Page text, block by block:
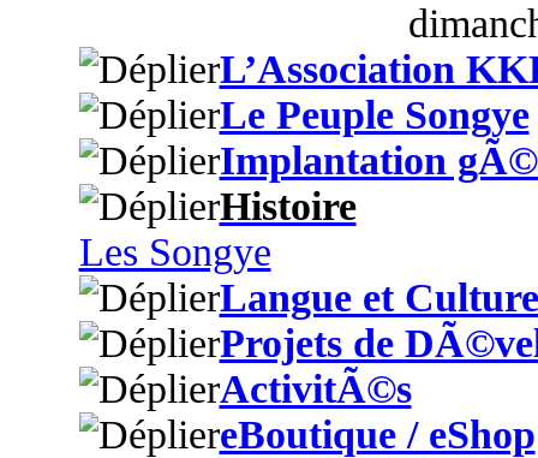
L’Association
Le Peuple Songye
Implantation
Histoire
Les Songye
Langue et Culture
Projets de
ActivitÃ©s
eBoutique / eShop